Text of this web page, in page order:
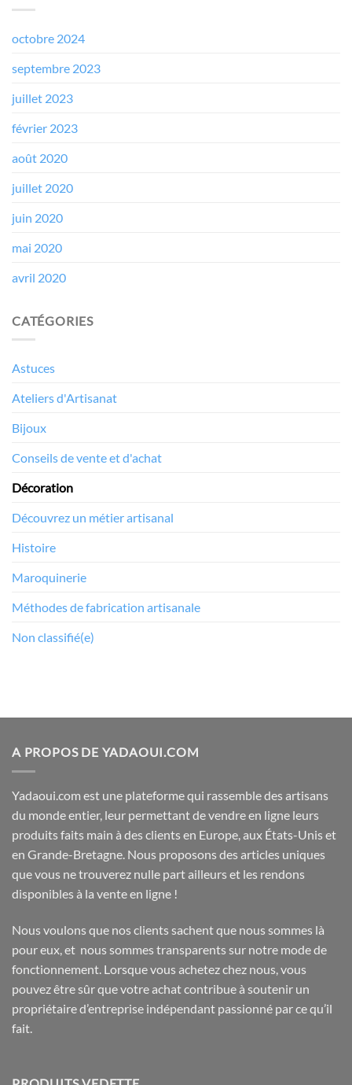
octobre 2024
septembre 2023
juillet 2023
février 2023
août 2020
juillet 2020
juin 2020
mai 2020
avril 2020
CATÉGORIES
Astuces
Ateliers d'Artisanat
Bijoux
Conseils de vente et d'achat
Décoration
Découvrez un métier artisanal
Histoire
Maroquinerie
Méthodes de fabrication artisanale
Non classifié(e)
A PROPOS DE YADAOUI.COM
Yadaoui.com est une plateforme qui rassemble des artisans
du monde entier, leur permettant de vendre en ligne leurs
produits faits main à des clients en Europe, aux États-Unis et
en Grande-Bretagne. Nous proposons des articles uniques
que vous ne trouverez nulle part ailleurs et les rendons
disponibles à la vente en ligne !
Nous voulons que nos clients sachent que nous sommes là
pour eux, et nous sommes transparents sur notre mode de
fonctionnement. Lorsque vous achetez chez nous, vous
pouvez être sûr que votre achat contribue à soutenir un
propriétaire d’entreprise indépendant passionné par ce qu’il
fait.